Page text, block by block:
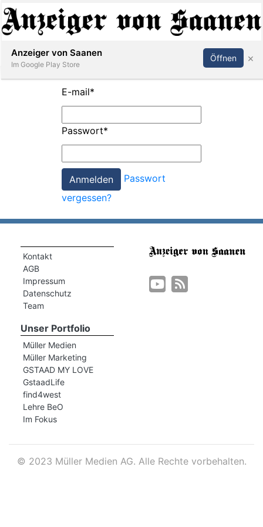
Abonnieren Anmelden
E-mail*
Passwort*
Passwort
vergessen?
Kontakt
AGB
Impressum
Datenschutz
Team
Unser Portfolio
Müller Medien
Müller Marketing
GSTAAD MY LOVE
GstaadLife
find4west
Lehre BeO
Im Fokus
© 2023 Müller Medien AG. Alle Rechte vorbehalten.
Anzeiger von Saanen
Im Google Play Store
Öffnen ×